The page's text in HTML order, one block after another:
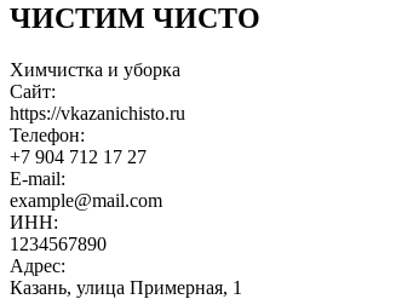
ЧИСТИМ ЧИСТО
Химчистка и уборка
Сайт:
https://vkazanichisto.ru
Телефон:
+7 904 712 17 27
E-mail:
example@mail.com
ИНН:
1234567890
Адрес:
Казань, улица Примерная, 1